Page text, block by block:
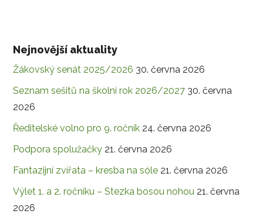
Nejnovější aktuality
Žákovský senát 2025/2026 30. června 2026
Seznam sešitů na školní rok 2026/2027 30. června
2026
Ředitelské volno pro 9. ročník 24. června 2026
Podpora spolužačky 21. června 2026
Fantazijní zvířata – kresba na sóle 21. června 2026
Výlet 1. a 2. ročníku – Stezka bosou nohou 21. června
2026